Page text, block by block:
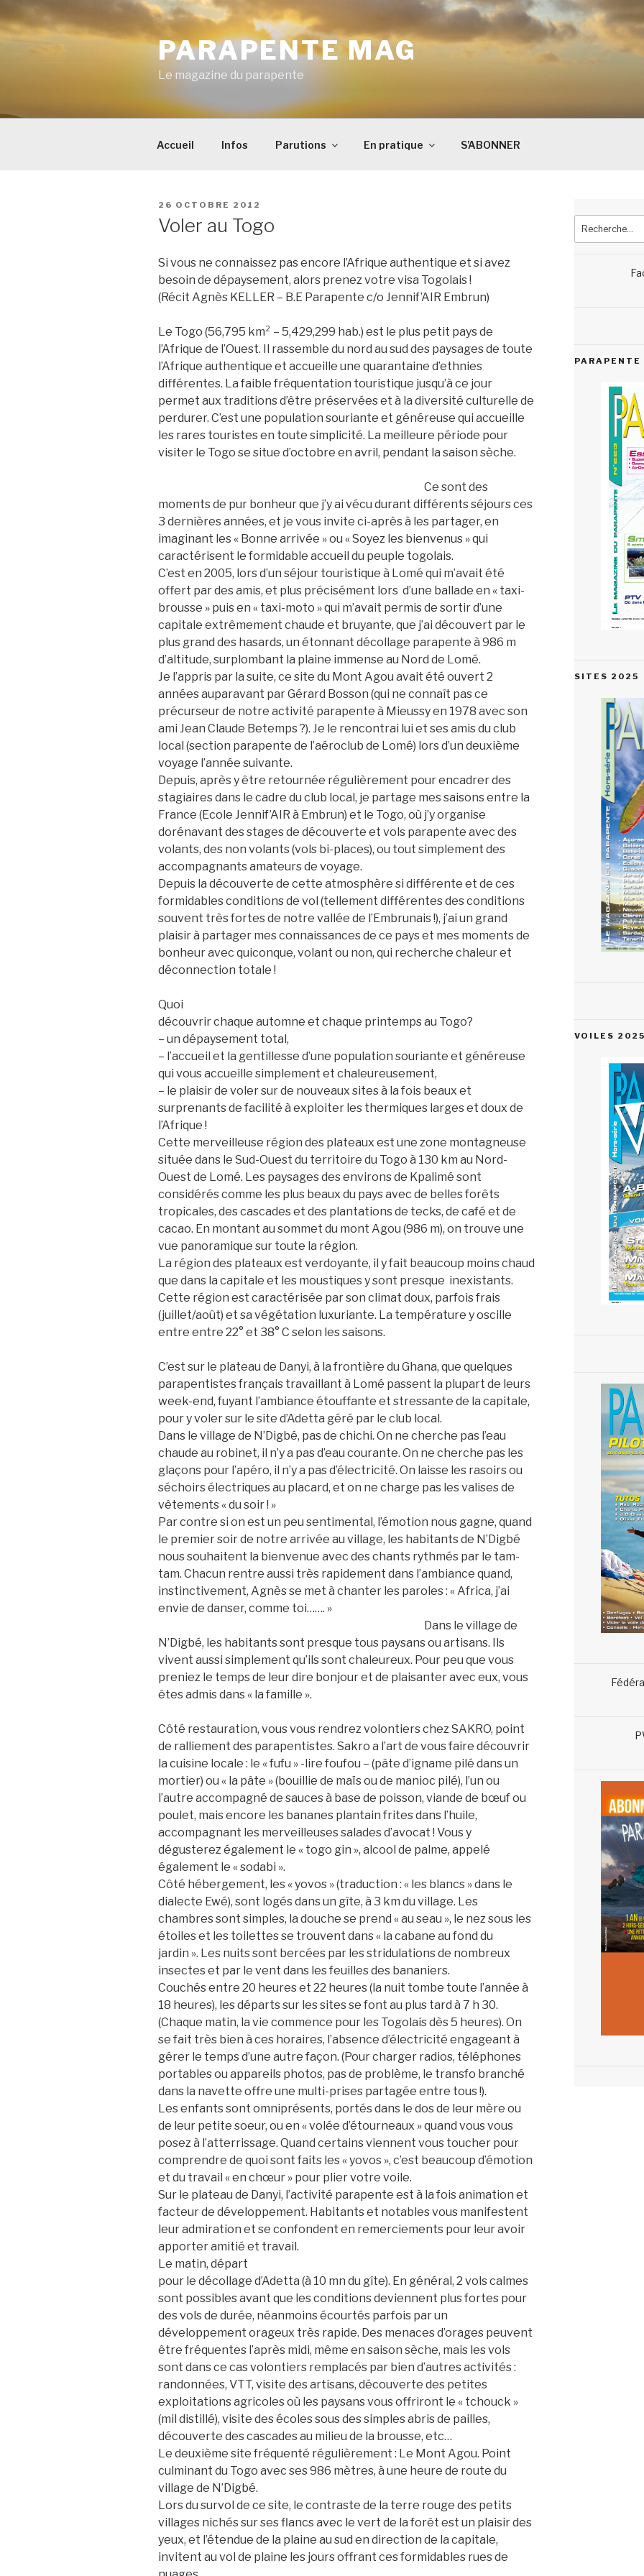
Aller
au
contenu
PARAPENTE MAG
Le magazine du parapente
Accueil Infos Parutions En pratique S’ABONNER
PUBLIÉ
26 OCTOBRE 2012
Voler au Togo
Si vous ne connaissez pas encore l’Afrique authentique et si avez
besoin de dépaysement, alors prenez votre visa Togolais !
(Récit Agnès KELLER – B.E Parapente c/o Jennif’AIR Embrun)
Le Togo (56,795 km² – 5,429,299 hab.) est le plus petit pays de
l’Afrique de l’Ouest. Il rassemble du nord au sud des paysages de toute
l’Afrique authentique et accueille une quarantaine d’ethnies
différentes. La faible fréquentation touristique jusqu’à ce jour
permet aux traditions d’être préservées et à la diversité culturelle de
perdurer. C’est une population souriante et généreuse qui accueille
les rares touristes en toute simplicité. La meilleure période pour
visiter le Togo se situe d’octobre en avril, pendant la saison sèche.
Ce sont des
moments de pur bonheur que j’y ai vécu durant différents séjours ces
3 dernières années, et je vous invite ci-après à les partager, en
imaginant les « Bonne arrivée » ou « Soyez les bienvenus » qui
caractérisent le formidable accueil du peuple togolais.
C’est en 2005, lors d’un séjour touristique à Lomé qui m’avait été
offert par des amis, et plus précisément lors d’une ballade en « taxi-
brousse » puis en « taxi-moto » qui m’avait permis de sortir d’une
capitale extrêmement chaude et bruyante, que j’ai découvert par le
plus grand des hasards, un étonnant décollage parapente à 986 m
d’altitude, surplombant la plaine immense au Nord de Lomé.
Je l’appris par la suite, ce site du Mont Agou avait été ouvert 2
années auparavant par Gérard Bosson (qui ne connaît pas ce
précurseur de notre activité parapente à Mieussy en 1978 avec son
ami Jean Claude Betemps ?). Je le rencontrai lui et ses amis du club
local (section parapente de l’aéroclub de Lomé) lors d’un deuxième
voyage l’année suivante.
Depuis, après y être retournée régulièrement pour encadrer des
stagiaires dans le cadre du club local, je partage mes saisons entre la
France (Ecole Jennif’AIR à Embrun) et le Togo, où j’y organise
dorénavant des stages de découverte et vols parapente avec des
volants, des non volants (vols bi-places), ou tout simplement des
accompagnants amateurs de voyage.
Depuis la découverte de cette atmosphère si différente et de ces
formidables conditions de vol (tellement différentes des conditions
souvent très fortes de notre vallée de l’Embrunais !), j’ai un grand
plaisir à partager mes connaissances de ce pays et mes moments de
bonheur avec quiconque, volant ou non, qui recherche chaleur et
déconnection totale !
Quoi
découvrir chaque automne et chaque printemps au Togo?
– un dépaysement total,
– l’accueil et la gentillesse d’une population souriante et généreuse
qui vous accueille simplement et chaleureusement,
– le plaisir de voler sur de nouveaux sites à la fois beaux et
surprenants de facilité à exploiter les thermiques larges et doux de
l’Afrique !
Cette merveilleuse région des plateaux est une zone montagneuse
située dans le Sud-Ouest du territoire du Togo à 130 km au Nord-
Ouest de Lomé. Les paysages des environs de Kpalimé sont
considérés comme les plus beaux du pays avec de belles forêts
tropicales, des cascades et des plantations de tecks, de café et de
cacao. En montant au sommet du mont Agou (986 m), on trouve une
vue panoramique sur toute la région.
La région des plateaux est verdoyante, il y fait beaucoup moins chaud
que dans la capitale et les moustiques y sont presque inexistants.
Cette région est caractérisée par son climat doux, parfois frais
(juillet/août) et sa végétation luxuriante. La température y oscille
entre entre 22° et 38° C selon les saisons.
C’est sur le plateau de Danyi, à la frontière du Ghana, que quelques
parapentistes français travaillant à Lomé passent la plupart de leurs
week-end, fuyant l’ambiance étouffante et stressante de la capitale,
pour y voler sur le site d’Adetta géré par le club local.
Dans le village de N’Digbé, pas de chichi. On ne cherche pas l’eau
chaude au robinet, il n’y a pas d’eau courante. On ne cherche pas les
glaçons pour l’apéro, il n’y a pas d’électricité. On laisse les rasoirs ou
séchoirs électriques au placard, et on ne charge pas les valises de
vêtements « du soir ! »
Par contre si on est un peu sentimental, l’émotion nous gagne, quand
le premier soir de notre arrivée au village, les habitants de N’Digbé
nous souhaitent la bienvenue avec des chants rythmés par le tam-
tam. Chacun rentre aussi très rapidement dans l’ambiance quand,
instinctivement, Agnès se met à chanter les paroles : « Africa, j’ai
envie de danser, comme toi……. »
Dans le village de
N’Digbé, les habitants sont presque tous paysans ou artisans. Ils
vivent aussi simplement qu’ils sont chaleureux. Pour peu que vous
preniez le temps de leur dire bonjour et de plaisanter avec eux, vous
êtes admis dans « la famille ».
Côté restauration, vous vous rendrez volontiers chez SAKRO, point
de ralliement des parapentistes. Sakro a l’art de vous faire découvrir
la cuisine locale : le « fufu » -lire foufou – (pâte d’igname pilé dans un
mortier) ou « la pâte » (bouillie de maïs ou de manioc pilé), l’un ou
l’autre accompagné de sauces à base de poisson, viande de bœuf ou
poulet, mais encore les bananes plantain frites dans l’huile,
accompagnant les merveilleuses salades d’avocat ! Vous y
dégusterez également le « togo gin », alcool de palme, appelé
également le « sodabi ».
Côté hébergement, les « yovos » (traduction : « les blancs » dans le
dialecte Ewé), sont logés dans un gîte, à 3 km du village. Les
chambres sont simples, la douche se prend « au seau », le nez sous les
étoiles et les toilettes se trouvent dans « la cabane au fond du
jardin ». Les nuits sont bercées par les stridulations de nombreux
insectes et par le vent dans les feuilles des bananiers.
Couchés entre 20 heures et 22 heures (la nuit tombe toute l’année à
18 heures), les départs sur les sites se font au plus tard à 7 h 30.
(Chaque matin, la vie commence pour les Togolais dès 5 heures). On
se fait très bien à ces horaires, l’absence d’électricité engageant à
gérer le temps d’une autre façon. (Pour charger radios, téléphones
portables ou appareils photos, pas de problème, le transfo branché
dans la navette offre une multi-prises partagée entre tous !).
Les enfants sont omniprésents, portés dans le dos de leur mère ou
de leur petite soeur, ou en « volée d’étourneaux » quand vous vous
posez à l’atterrissage. Quand certains viennent vous toucher pour
comprendre de quoi sont faits les « yovos », c’est beaucoup d’émotion
et du travail « en chœur » pour plier votre voile.
Sur le plateau de Danyi, l’activité parapente est à la fois animation et
facteur de développement. Habitants et notables vous manifestent
leur admiration et se confondent en remerciements pour leur avoir
apporter amitié et travail.
Le matin, départ
pour le décollage d’Adetta (à 10 mn du gîte). En général, 2 vols calmes
sont possibles avant que les conditions deviennent plus fortes pour
des vols de durée, néanmoins écourtés parfois par un
développement orageux très rapide. Des menaces d’orages peuvent
être fréquentes l’après midi, même en saison sèche, mais les vols
sont dans ce cas volontiers remplacés par bien d’autres activités :
randonnées, VTT, visite des artisans, découverte des petites
exploitations agricoles où les paysans vous offriront le « tchouck »
(mil distillé), visite des écoles sous des simples abris de pailles,
découverte des cascades au milieu de la brousse, etc…
Le deuxième site fréquenté régulièrement : Le Mont Agou. Point
culminant du Togo avec ses 986 mètres, à une heure de route du
village de N’Digbé.
Lors du survol de ce site, le contraste de la terre rouge des petits
villages nichés sur ses flancs avec le vert de la forêt est un plaisir des
yeux, et l’étendue de la plaine au sud en direction de la capitale,
invitent au vol de plaine les jours offrant ces formidables rues de
SITES 2025
VOILES